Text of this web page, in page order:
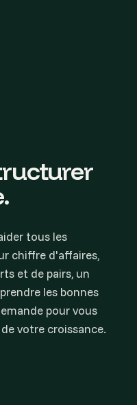
chiffre d'affaires,
et de pairs, un
les bonnes
pour vous
votre croissance.